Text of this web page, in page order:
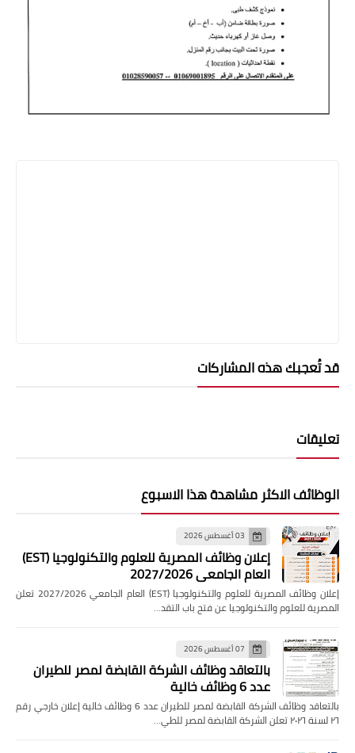
قد تُعجبك هذه المشاركات
تعليقات
الوظائف الاكثر مشاهدة هذا الاسبوع
03 أغسطس 2026
إعلان وظائف المصرية للعلوم والتكنولوجيا (EST)
العام الجامعي 2027/2026
إعلان وظائف المصرية للعلوم والتكنولوجيا (EST) العام الجامعي 2027/2026 تعلن
المصرية للعلوم والتكنولوجيا عن فتح باب التقد…
07 أغسطس 2026
بالتعاقد وظائف الشركة القابضة لمصر للطيران
عدد 6 وظائف خالية
بالتعاقد وظائف الشركة القابضة لمصر للطيران عدد 6 وظائف خالية إعلان خارجي رقم
٢٦ لسنة ٢٠٢٦ تعلن الشركة القابضة لمصر للطي…